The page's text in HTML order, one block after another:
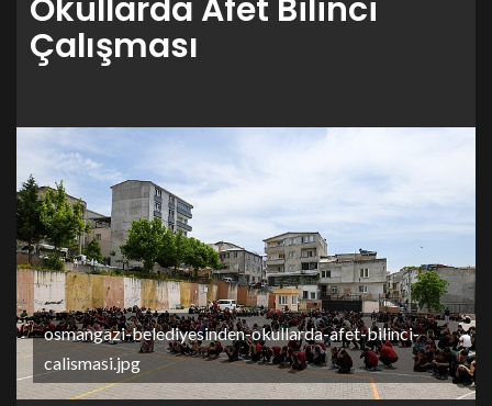
Okullarda Afet Bilinci
Çalışması
osmangazi-belediyesinden-okullarda-afet-bilinci-
calismasi.jpg